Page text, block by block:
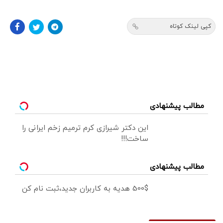
کپی لینک کوتاه
مطالب پیشنهادی
این دکتر شیرازی کرم ترمیم زخم ایرانی را
ساخت!!!
مطالب پیشنهادی
500$ هدیه به کاربران جدید،ثبت نام کن